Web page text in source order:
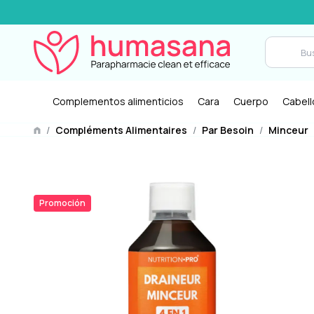
Complementos alimenticios Cara Cuerpo
/ Compléments Alimentaires / Par Besoin / Minceur
Promoción